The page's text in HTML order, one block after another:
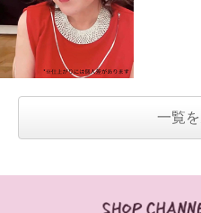
Ｓ３５７プラス さらり上品見え
一覧